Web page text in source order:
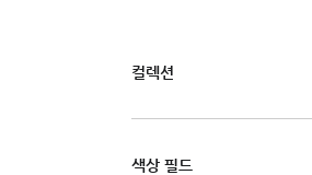
컬렉션
색상 필드